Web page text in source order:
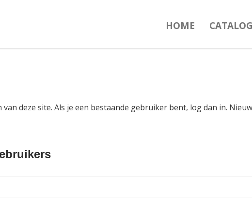
HOME
deze site. Als je een bestaande gebruiker bent, log dan in.